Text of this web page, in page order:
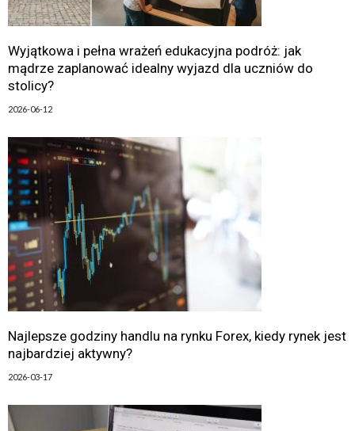
Wyjątkowa i pełna wrażeń edukacyjna podróż: jak
mądrze zaplanować idealny wyjazd dla uczniów do
stolicy?
2026-06-12
Najlepsze godziny handlu na rynku Forex, kiedy rynek jest
najbardziej aktywny?
2026-03-17